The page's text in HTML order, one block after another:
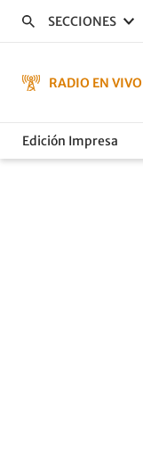
SECCIONES
RADIO EN VIVO
Edición Impresa